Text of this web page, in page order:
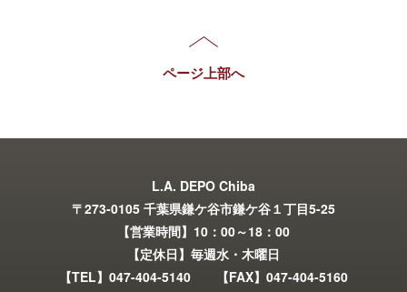
ページ上部へ
L.A. DEPO Chiba
〒273-0105 千葉県鎌ケ谷市鎌ケ谷１丁目5-25
【営業時間】10：00～18：00
【定休日】毎週水・木曜日
【TEL】047-404-5140 【FAX】047-404-5160